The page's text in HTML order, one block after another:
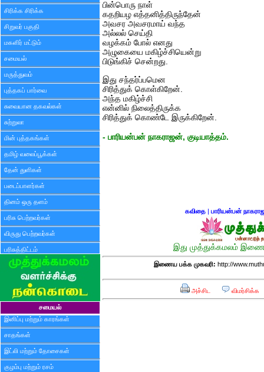
சிரிக்க சிரிக்க
சிறுவர் பகுதி
மகளிர் மட்டும்
சமையல்
மருத்துவம்
புத்தகப் பார்வை
சுவையான தகவல்கள்
சுற்றுலா
மின் புத்தகங்கள்
தமிழ் வலைப்பூக்கள்
தேன் துளிகள்
படைப்பாளர்கள்
தினம் ஒரு தளம்
பரிசு பெற்றவர்கள்
விருது பெற்றவர்கள்
பரிசுத்திட்டம்
சமையல்
இனிப்பு மற்றும் காரங்கள்
சாதங்கள்
இட்லி மற்றும் தோசைகள்
குழம்பு மற்றும் ரசம்
பின்பொரு நாள்
கதறியழ எத்தனித்திருந்தேன்
அவசர அவசரமாய் வந்த
அல்லல் செய்தி
வழக்கம் போல் எனது
அழுகையை மகிழ்ச்சியென்று
பிடுங்கிச் சென்றது.
இது சந்தர்ப்பமென
சிரித்துக் கொள்கிறேன்.
அந்த மகிழ்ச்சி
என்னில் நிலைத்திருக்க
சிரித்துக் கொண்டே இருக்கிறேன்.
- பாரியன்பன் நாகராஜன், குடியாத்தம்.
கவிதை| பாரியன்பன்
இது முத்துக்கமலம்
இணைய பக்க முகவரி: http://
அச்சிட விமர்சிக்க